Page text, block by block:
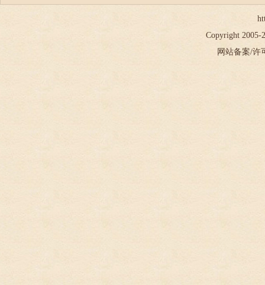
Copyright 2005-
网站备案/许